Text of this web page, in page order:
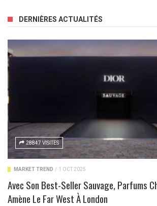
DERNIÈRES ACTUALITÉS
28847 VISITES
MARKET TREND / 1 OCT 2025
Avec Son Best-Seller Sauvage, Parfums
Amène Le Far West À London